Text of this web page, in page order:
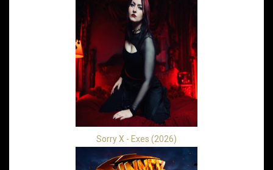
Sorry X - Exes (2026)